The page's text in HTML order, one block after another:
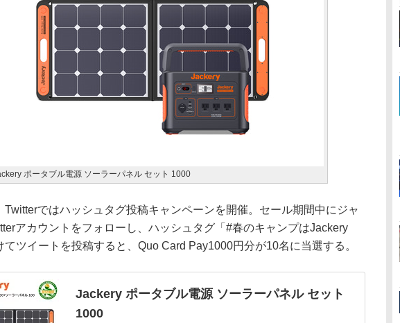
ポータブル電源 ソーラーパネル セット 1000
ではハッシュタグ投稿キャンペーンを開催。セール期間中にジャ
アカウントをフォローし、ハッシュタグ「#春のキャンプはJackery
てツイートを投稿すると、Quo Card Pay1000円分が10名に当選する。
Jackery ポータブル電源 ソーラーパネル セット
1000